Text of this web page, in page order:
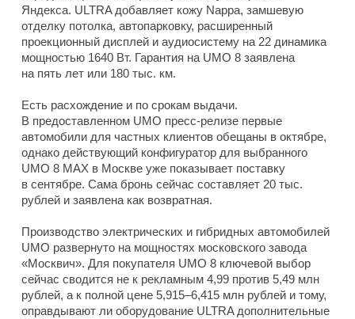
Яндекса. ULTRA добавляет кожу Nappa, замшевую
отделку потолка, автопарковку, расширенный
проекционный дисплей и аудиосистему на 22 динамика
мощностью 1640 Вт. Гарантия на UMO 8 заявлена
на пять лет или 180 тыс. км.
Есть расхождение и по срокам выдачи.
В предоставленном UMO пресс-релизе первые
автомобили для частных клиентов обещаны в октябре,
однако действующий конфигуратор для выбранного
UMO 8 MAX в Москве уже показывает поставку
в сентябре. Сама бронь сейчас составляет 20 тыс.
рублей и заявлена как возвратная.
Производство электрических и гибридных автомобилей
UMO развернуто на мощностях московского завода
«Москвич». Для покупателя UMO 8 ключевой выбор
сейчас сводится не к рекламным 4,99 против 5,49 млн
рублей, а к полной цене 5,915–6,415 млн рублей и тому,
оправдывают ли оборудование ULTRA дополнительные